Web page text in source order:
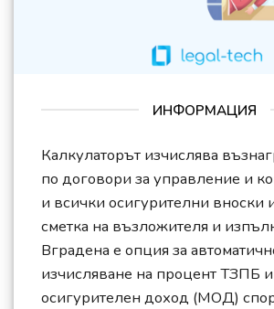
ИНФОРМАЦИЯ
Калкулаторът изчислява
по договори за управление и
и всички осигурителни вноски
сметка на възложителя и
Вградена е опция за
изчисляване на процент ТЗПБ
осигурителен доход (МОД)